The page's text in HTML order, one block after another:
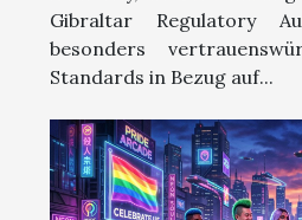
Gibraltar Regulatory
besonders
Standards in Bezug auf...